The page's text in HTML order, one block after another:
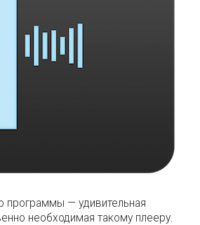
программы — удивительная
необходимая такому плееру.